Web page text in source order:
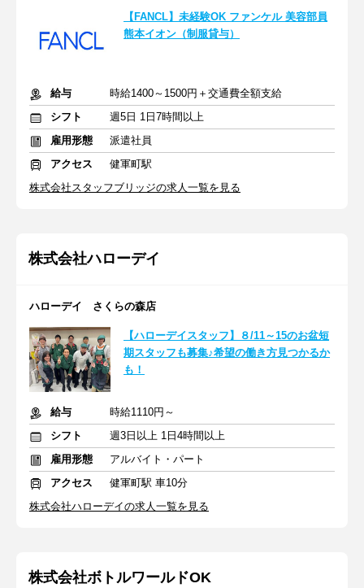
【FANCL】未経験OK ファンケル 美容部員
熊本イオン（制服貸与）
給与
時給1400～1500円＋交通費全額支給
シフト
週5日 1日7時間以上
雇用形態
派遣社員
アクセス
健軍町駅
株式会社スタッフブリッジの求人一覧を見る
株式会社ハローデイ
ハローデイ さくらの森店
【ハローデイスタッフ】８/11～15のお盆短
期スタッフも募集♪希望の働き方見つかるか
も！
給与
時給1110円～
シフト
週3日以上 1日4時間以上
雇用形態
アルバイト・パート
アクセス
健軍町駅 車10分
株式会社ハローデイの求人一覧を見る
株式会社ボトルワールドOK